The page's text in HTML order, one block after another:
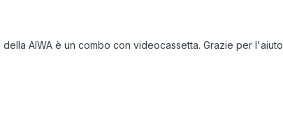
AIWA è un combo con videocassetta. Grazie per l'aiuto